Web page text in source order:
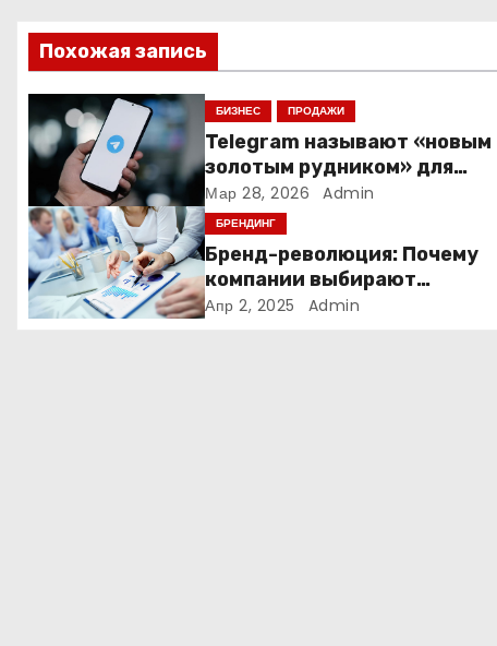
ц
и
я
п
о
з
а
Похожая запись
БИЗНЕС ПРОДАЖИ
Telegram называют «новым
золотым рудником» для
креаторов: как блогеры
создают онлайн-бизнес
Мар 28, 2026 Admin
БРЕНДИНГ
Бренд-революция: Почему
компании выбирают
адаптивные логотипы?
Апр 2, 2025 Admin